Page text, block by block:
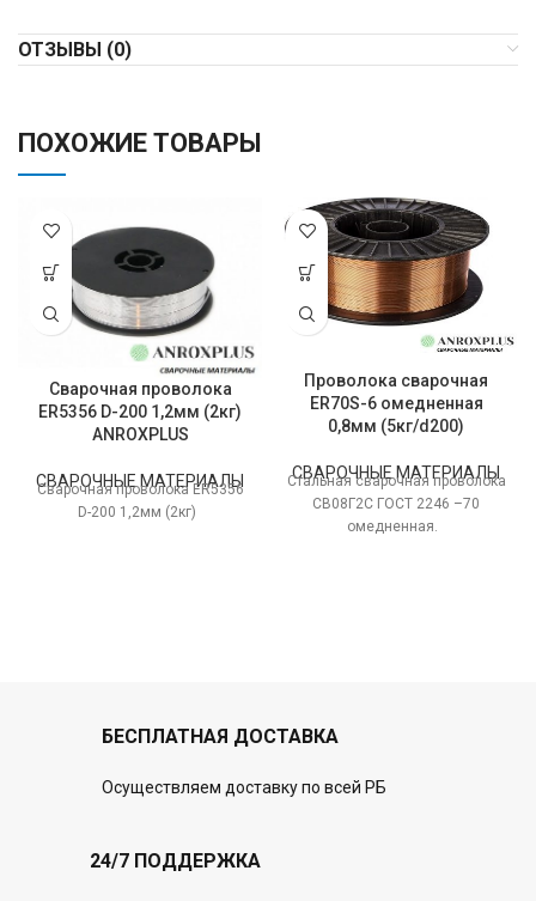
ОТЗЫВЫ (0)
ПОХОЖИЕ ТОВАРЫ
Сварочная проволока
ER5356 D-200 1,2мм (2кг)
ANROXPLUS
СВАРОЧНЫЕ МАТЕРИАЛЫ
Сварочная проволока ER5356
D-200 1,2мм (2кг)
Проволока сварочная
ER70S-6 омедненная
0,8мм (5кг/d200)
СВАРОЧНЫЕ МАТЕРИАЛЫ
Стальная сварочная проволока
СВ08Г2С ГОСТ 2246 –70
омедненная.
БЕСПЛАТНАЯ ДОСТАВКА
Осуществляем доставку по всей РБ
24/7 ПОДДЕРЖКА